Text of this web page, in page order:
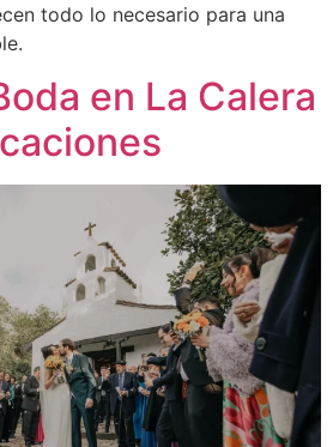
todo lo necesario para una
en La Calera